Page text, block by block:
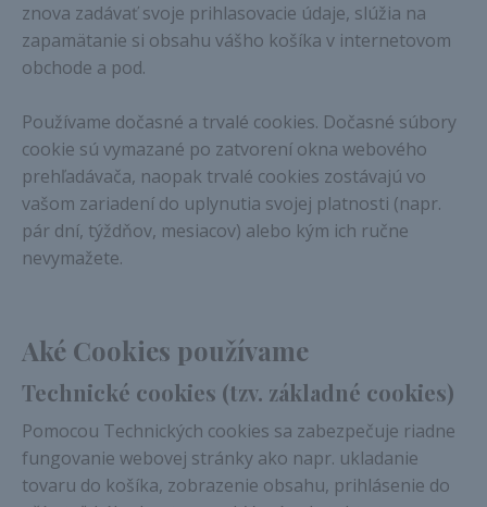
znova zadávať svoje prihlasovacie údaje, slúžia na
zapamätanie si obsahu vášho košíka v internetovom
obchode a pod.
Používame dočasné a trvalé cookies. Dočasné súbory
cookie sú vymazané po zatvorení okna webového
prehľadávača, naopak trvalé cookies zostávajú vo
vašom zariadení do uplynutia svojej platnosti (napr.
pár dní, týždňov, mesiacov) alebo kým ich ručne
nevymažete.
Aké Cookies používame
Technické cookies (tzv. základné cookies)
Pomocou Technických cookies sa zabezpečuje riadne
fungovanie webovej stránky ako napr. ukladanie
tovaru do košíka, zobrazenie obsahu, prihlásenie do